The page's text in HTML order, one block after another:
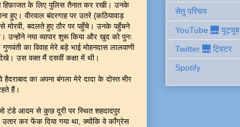
हिफ़ाजत के लिए पुलिस तैनात कर रखी। उनके
हुए। वीरवाल बंदरगाह पर उतरे (कठियावाड़
मोरवी, बदलते हुए ठौर पर पहुँचे। उनके पहुँचने
नया व्यापार शुरू किया और खुद को पुनः
का विवाह मेरे बड़े भाई मोहनदास लालवाणी
देखे। उस वक्त मैं दसवीं कक्षा में थी।
का अपना बंगला मेरे दादा के दोस्त मीर
हैं।
टंडे आदम से कुछ दूरी पर स्थित शहदादपुर
कर फेंक दिया गया था, क्योंकि वे काँग्रेस
सेतु परिचय
YouTube 🌉 यूट्यूब
Twitter 🌉 ट्विटर
Spotify